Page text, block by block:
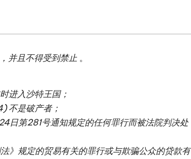
并且不得受到禁止 。
进入沙特王国；
不是破产者；
日第281号通知规定的任何罪行而被法院判决处
》规定的贸易有关的罪行或与欺骗公众的贷款有